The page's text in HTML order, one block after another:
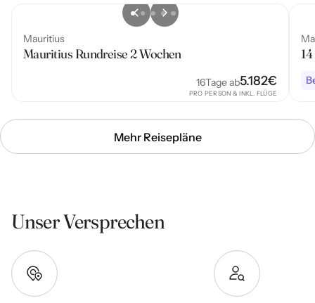
Mauritius
Mauritius Rundreise 2 Wochen
16Tage ab5.182€
PRO PERSON & INKL. FLÜGE
Mehr Reisepläne
Unser Versprechen